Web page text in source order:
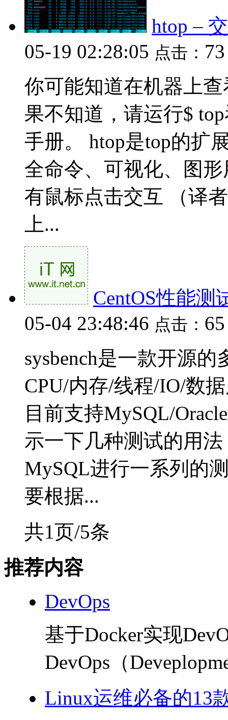
htop –
05-19 02:28:05 点击：
你可能知道在机器上
果不知道，请运行$
手册。 htop是top的扩
全命令、可视化、图
有鼠标点击交互 （译
上...
CentOS性能测
05-04 23:48:46 点击：
sysbench是一款开源
CPU/内存/线程/IO/数
目前支持MySQL/
示一下几种测试的用法
MySQL进行一系列的
要根据...
共1页/5条
推荐内容
DevOps
基于Docker实现
DevOps（
Linux运维必备的13